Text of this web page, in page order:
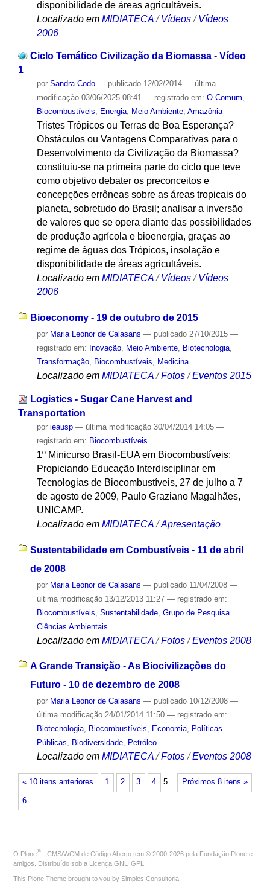
disponibilidade de áreas agricultáveis.
Localizado em MIDIATECA /Vídeos /Vídeos
2006
Ciclo Temático Civilização da Biomassa - Vídeo
1
por Sandra Codo — publicado12/02/2014 — última
modificação03/06/2025 08:41 — registrado em: O Comum,
Biocombustíveis, Energia, Meio Ambiente, Amazônia
Tristes Trópicos ou Terras de Boa Esperança?
Obstáculos ou Vantagens Comparativas para o
Desenvolvimento da Civilização da Biomassa?
constituiu-se na primeira parte do ciclo que teve
como objetivo debater os preconceitos e
concepções errôneas sobre as áreas tropicais do
planeta, sobretudo do Brasil; analisar a inversão
de valores que se opera diante das possibilidades
de produção agrícola e bioenergia, graças ao
regime de águas dos Trópicos, insolação e
disponibilidade de áreas agricultáveis.
Localizado em MIDIATECA / Vídeos / Vídeos
2006
Bioeconomy - 19 de outubro de 2015
por Maria Leonor de Calasans — publicado27/10/2015 —
registrado em: Inovação, Meio Ambiente, Biotecnologia,
Transformação, Biocombustíveis, Medicina
Localizado em MIDIATECA /Fotos /Eventos 2015
Logistics - Sugar Cane Harvest and
Transportation
por ieausp — última modificação30/04/2014 14:05 —
registrado em: Biocombustíveis
1º Minicurso Brasil-EUA em Biocombustíveis:
Propiciando Educação Interdisciplinar em
Tecnologias de Biocombustíveis, 27 de julho a 7
de agosto de 2009, Paulo Graziano Magalhães,
UNICAMP.
Localizado em MIDIATECA /Apresentação
Sustentabilidade em Combustíveis - 11 de abril
de 2008
por Maria Leonor de Calasans — publicado11/04/2008 —
última modificação13/12/2013 11:27 — registrado em:
Biocombustíveis Sustentabilidade, Grupo de Pesquisa
Ciências Ambientais
Localizado em MIDIATECA /Fotos /Eventos 2008
A Grande Transição - As Biocivilizações do
Futuro - 10 de dezembro de 2008
por Maria Leonor de Calasans — publicado10/12/2008 —
última modificação24/01/2014 11:50 — registrado em:
Biotecnologia, Biocombustíveis, Economia, Políticas
Públicas, Biodiversidade, Petróleo
Localizado em MIDIATECA /Fotos /Eventos 2008
« 10 itens anteriores Próximos 8 itens »
1 2 3 4 5
6
O Plone® - CMS/WCM de Código Aberto tem © 2000-2026 pela Fundação Plone e
amigos. Distribuído sob a Licença GNU GPL
This Plone Theme brought to you by Simples Consultoria